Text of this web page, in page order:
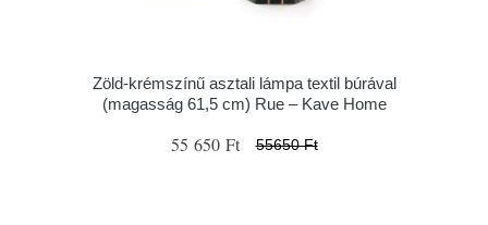
Zöld-krémszínű asztali lámpa textil búrával
(magasság 61,5 cm) Rue – Kave Home
55 650 Ft 55650 Ft